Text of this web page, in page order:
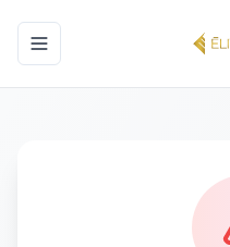
Toggle navigation menu